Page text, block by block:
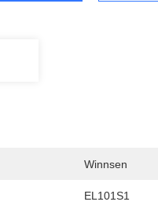
Winnsen
EL101S1